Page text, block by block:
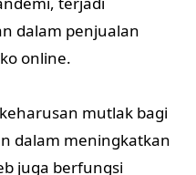
dalam penjualan
online.
mutlak bagi
dalam meningkatkan
juga berfungsi